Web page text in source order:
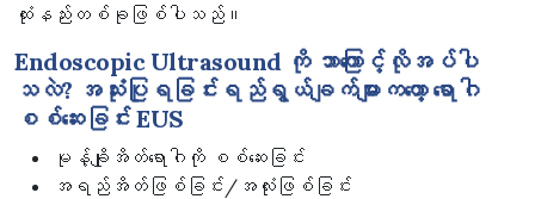
ထုံးနည်းတစ်ခုဖြစ်ပါသည်။
Endoscopic Ultrasound ကို ဘာကြောင့်လိုအပ်ပါ
သလဲ? အသုံးပြုရခြင်းရည်ရွယ်ချက်များကတော့ ရောဂါ
စစ်ဆေးခြင်း EUS
မုန့်ချိုအိတ်ရောဂါကို စစ်ဆေးခြင်း
အရည်အိတ်ဖြစ်ခြင်း/အလုံးဖြစ်ခြင်း